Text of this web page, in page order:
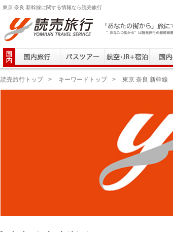
東京 奈良 新幹線に関する情報なら読売旅行
読売旅行 「あなたの街から」旅にでる｜Yomiuri Travel
読売旅行トップ > キーワードトップ > 東京 奈良 新幹線